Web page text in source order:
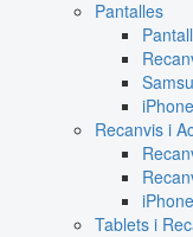
Pantalles
iPhone
Recanvis i
iPhone
Tablets i